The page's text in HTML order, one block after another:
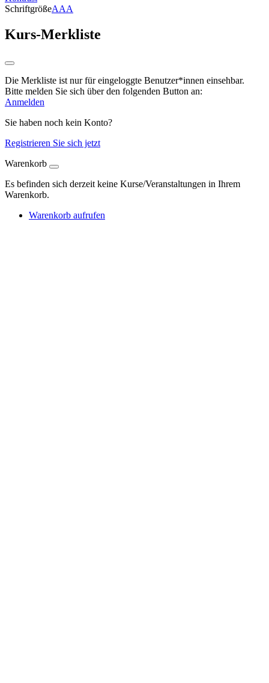
SchriftgrößeAAA
Kurs-Merkliste
Die Merkliste ist nur für eingeloggte Benutzer*innen einsehbar.
Bitte melden Sie sich über den folgenden Button an:
Anmelden
Sie haben noch kein Konto?
Registrieren Sie sich jetzt
Warenkorb
Es befinden sich derzeit keine Kurse/Veranstaltungen in Ihrem
Warenkorb.
Warenkorb aufrufen